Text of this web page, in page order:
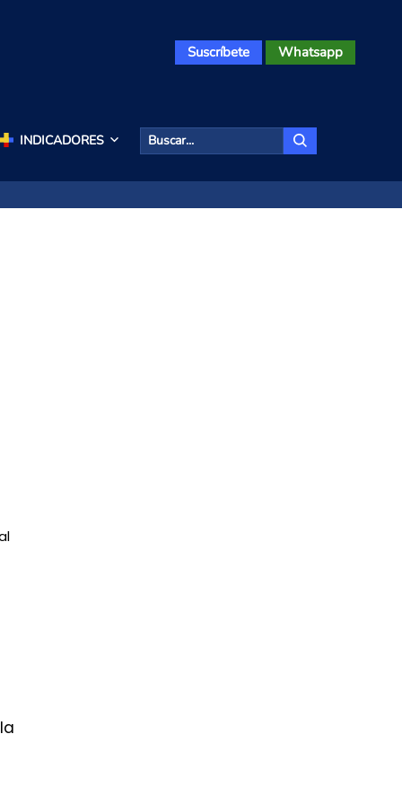
Suscríbete Whatsapp
INDICADORES